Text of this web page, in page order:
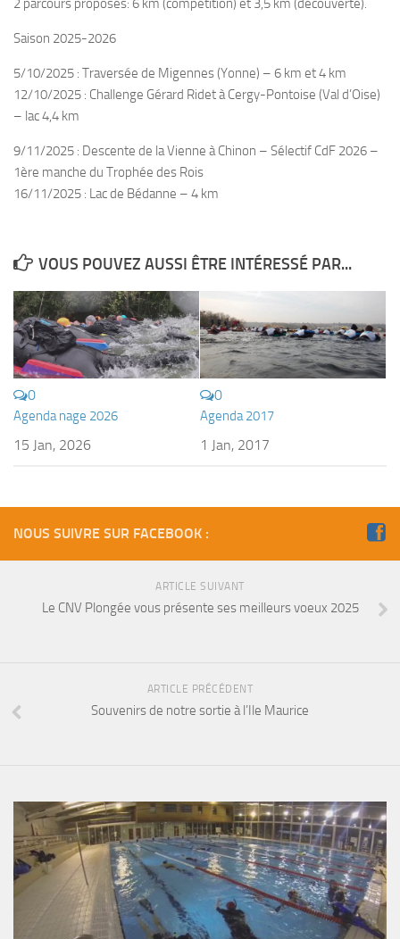
Sorties 2018
sorties 2017
Sorties 2016
Sorties 2015
BIO SUB
Environnement et Biologie Sub
Photo
Vidéo
Peinture
NAGE
NAP / NEV
Résultats Compétitions
MATERIEL
2 parcours proposés: 6 km (compétition) et 3,5 km (découverte).
Saison 2025-2026
5/10/2025 : Traversée de Migennes (Yonne) – 6 km et 4 km
12/10/2025 : Challenge Gérard Ridet à Cergy-Pontoise (Val d’Oise)
– lac 4,4 km
9/11/2025 : Descente de la Vienne à Chinon – Sélectif CdF 2026 –
1ère manche du Trophée des Rois
16/11/2025 : Lac de Bédanne – 4 km
VOUS POUVEZ AUSSI ÊTRE INTÉRESSÉ PAR...
0
Agenda nage 2026
15 Jan, 2026
0
Agenda 2017
1 Jan, 2017
NOUS SUIVRE SUR FACEBOOK :
ARTICLE SUIVANT
Le CNV Plongée vous présente ses meilleurs voeux 2025
ARTICLE PRÉCÉDENT
Souvenirs de notre sortie à l’Ile Maurice